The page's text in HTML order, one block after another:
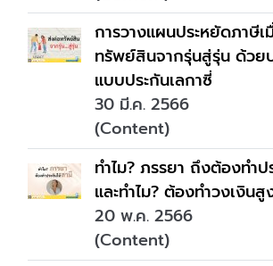
การวางแผนประหยัดภาษี
ทรัพย์สินจากรุ่นสู่รุ่น ด้วย
แบบประกันเลกาซี่
30 มี.ค. 2566
(Content)
ทำไม? ภรรยา ถึงต้องทำป
และทำไม? ต้องทำวงเงินสู
20 พ.ค. 2566
(Content)